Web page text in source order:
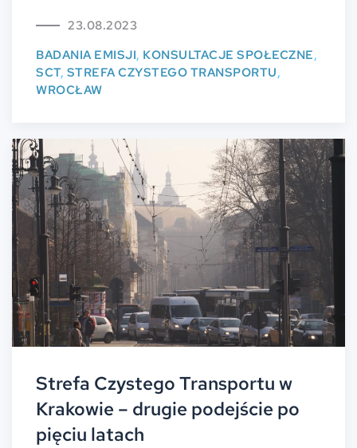
23.08.2023
BADANIA EMISJI, KONSULTACJE SPOŁECZNE,
SCT, STREFA CZYSTEGO TRANSPORTU,
WROCŁAW
Strefa Czystego Transportu w
Krakowie – drugie podejście po
pięciu latach